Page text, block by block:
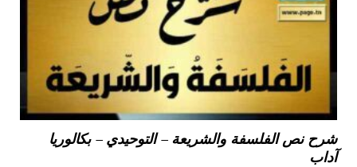
شرح نص الفلسفة والشريعة – التوحيدي – بكالوريا
آداب